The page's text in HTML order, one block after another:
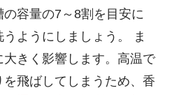
容量の7～8割を目安に
ようにしましょう。 ま
きく影響します。高温で
飛ばしてしまうため、香